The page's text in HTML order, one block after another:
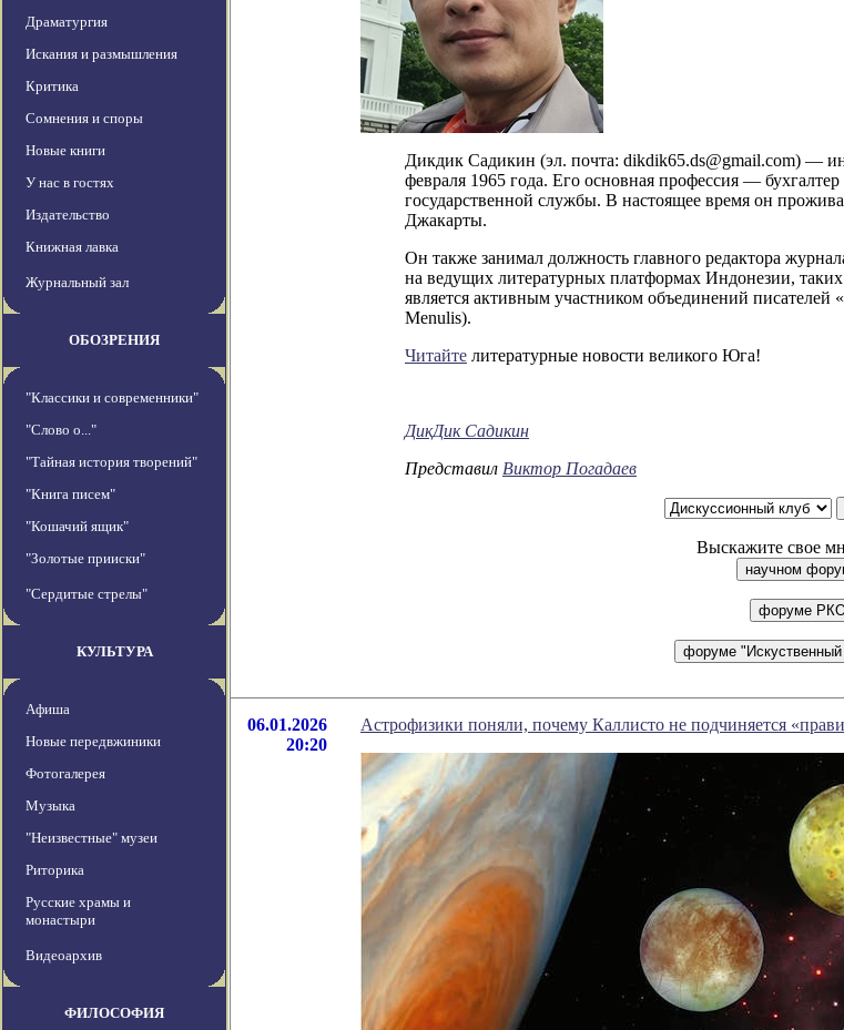
Драматургия
Искания и размышления
Критика
Сомнения и споры
Новые книги
У нас в гостях
Издательство
Книжная лавка
Журнальный зал
ОБОЗРЕНИЯ
"Классики и современники"
"Слово о..."
"Тайная история творений"
"Книга писем"
"Кошачий ящик"
"Золотые прииски"
"Сердитые стрелы"
КУЛЬТУРА
Афиша
Новые передвжиники
Фотогалерея
Музыка
"Неизвестные" музеи
Риторика
Русские храмы и
монастыри
Видеоархив
ФИЛОСОФИЯ
Дикдик Садикин (эл. почта: dikdik65.ds@gmail.com) —
февраля 1965 года. Его основная профессия —
государственной службы. В настоящее время он
Джакарты.
Он также занимал должность главного редактора
на ведущих литературных платформах Индонезии,
является активным участником объединений
Menulis).
Читайте литературные новости великого Юга!
ДикДик Садикин
Представил Виктор Погадаев
Выскажите свое
06.01.2026
20:20
Астрофизики поняли, почему Каллисто не подчиняется